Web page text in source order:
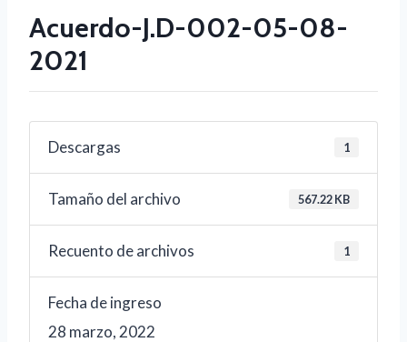
Acuerdo-J.D-002-05-08-
2021
Descargas 1
Tamaño del archivo 567.22 KB
Recuento de archivos 1
Fecha de ingreso
28 marzo, 2022